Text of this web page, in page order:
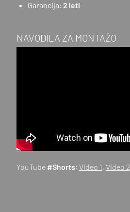
Garancija: 2 leti
NAVODILA ZA MONTAŽO
YouTube #Shorts: Video 1 , Video 2